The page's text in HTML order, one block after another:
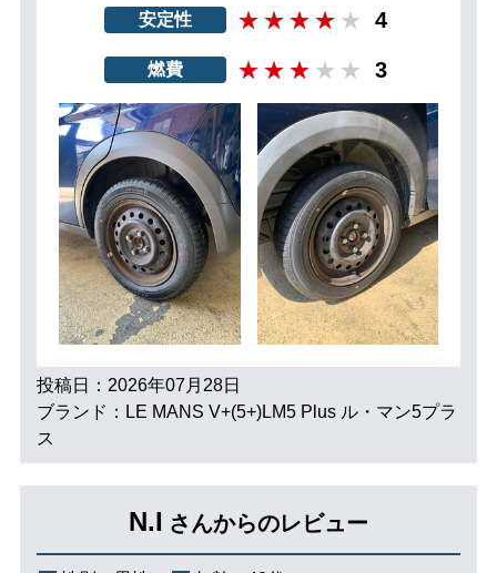
安定性 4
燃費 3
投稿日：2026年07月28日
ブランド：LE MANS V+(5+)LM5 Plus ル・マン5プラ
ス
N.I さんからのレビュー